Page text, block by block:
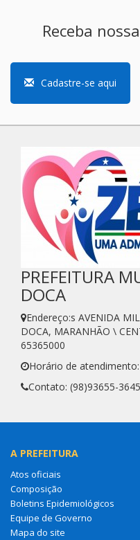
Receba
Cadastre-se aqui
PREFEITURA
DOCA
Endereço:s AVENIDA
DOCA, MARANHÃO \
65365000
Horário de
Contato: (98)93655-3645
A PREFEITURA
Atos oficiais
Composição
Boletins Epidemiológicos
Equipe de Governo
Mapa do site